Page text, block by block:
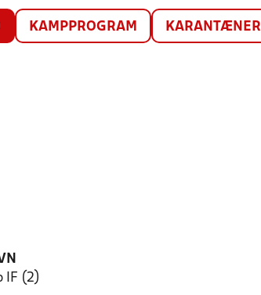
KAMPPROGRAM KARANTÆNER
IF (2)